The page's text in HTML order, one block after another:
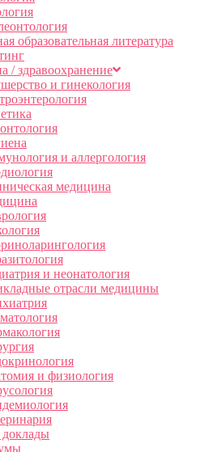
образовательная литература
/ здравоохранение
и гинекология
и аллергология
медицина
и неонатология
отрасли медицины
и физиология